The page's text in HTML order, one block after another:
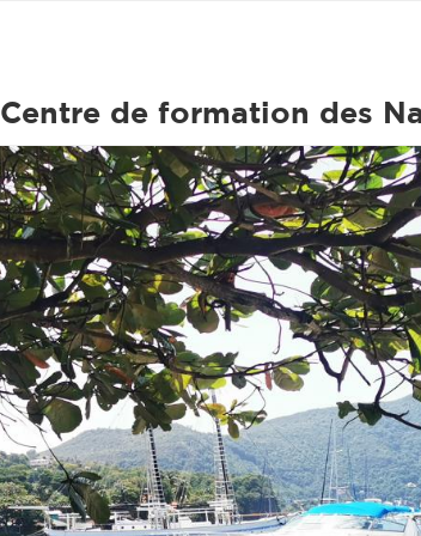
Centre de formation des